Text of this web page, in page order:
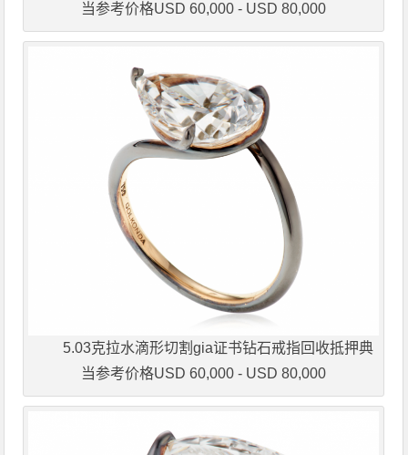
当参考价格USD 60,000 - USD 80,000
5.03克拉水滴形切割gia证书钻石戒指回收抵押典
当参考价格USD 60,000 - USD 80,000